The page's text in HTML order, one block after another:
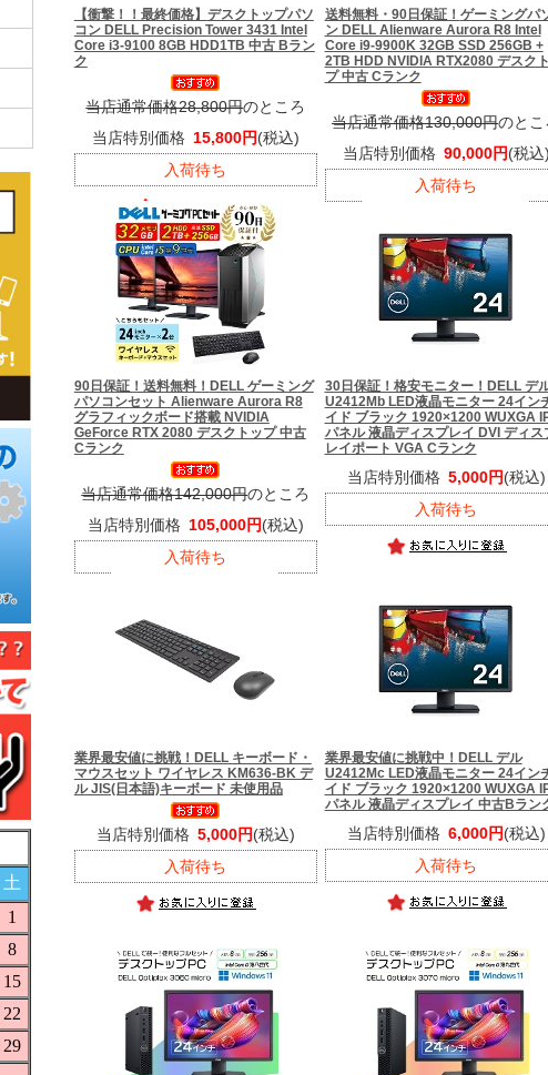
【衝撃！！最終価格】 デスクトップパソ
コン DELL Precision Tower 3431 Intel
Core i3-9100 8GB HDD1TB 中古 Bラン
ク
当店通常価格28,800円のところ
当店特別価格 15,800円(税込)
入荷待ち
送料無料・90日保証！ ゲーミングパ
ン DELL Alienware Aurora R8 Intel
Core i9-9900K 32GB SSD 256GB +
2TB HDD NVIDIA RTX2080 デスク
プ 中古 Cランク
当店通常価格130,000円のとこ
当店特別価格 90,000円(税込)
入荷待ち
90日保証！送料無料！ DELL ゲーミング
パソコンセット Alienware Aurora R8
グラフィックボード搭載 NVIDIA
GeForce RTX 2080 デスクトップ 中古
Cランク
当店通常価格142,000円のところ
当店特別価格 105,000円(税込)
入荷待ち
30日保証！格安モニター！ DELL デ
U2412Mb LED液晶モニター 24イン
イド ブラック 1920×1200 WUXGA
パネル 液晶ディスプレイ DVI ディス
レイポート VGA Cランク
当店特別価格 5,000円(税込)
入荷待ち
業界最安値に挑戦！ DELL キーボード・
マウスセット ワイヤレス KM636-BK デ
ル JIS(日本語)キーボード 未使用品
当店特別価格 5,000円(税込)
入荷待ち
業界最安値に挑戦中！ DELL デル
U2412Mc LED液晶モニター 24イン
イド ブラック 1920×1200 WUXGA
パネル 液晶ディスプレイ 中古Bラン
当店特別価格 6,000円(税込)
入荷待ち